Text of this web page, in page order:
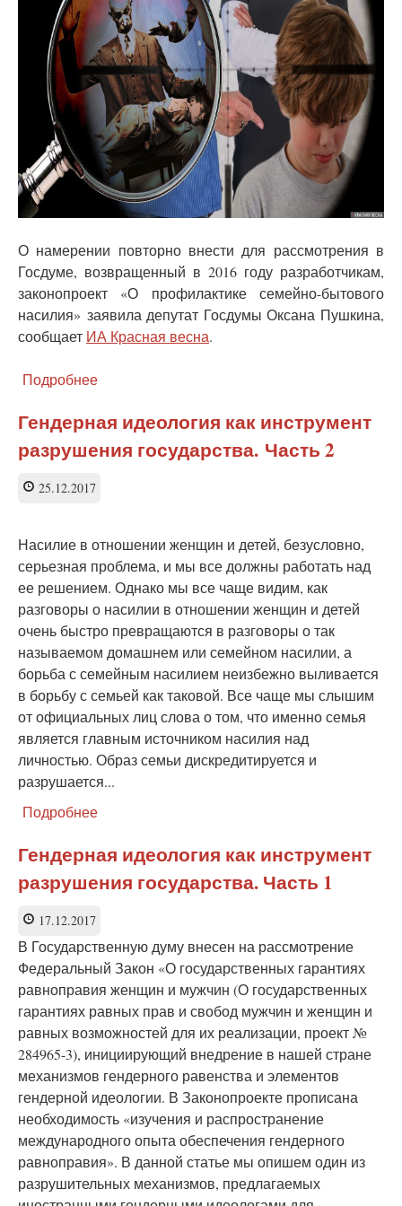
О намерении повторно внести для рассмотрения в
Госдуме, возвращенный в 2016 году разработчикам,
законопроект «О профилактике семейно-бытового
насилия» заявила депутат Госдумы Оксана Пушкина,
сообщает ИА Красная весна.
Подробнее
вновь
разогревают
тему
статистике
Гендерная идеология как инструмент
разрушения государства. Часть 2
25.12.2017
Насилие в отношении женщин и детей, безусловно,
серьезная проблема, и мы все должны работать над
ее решением. Однако мы все чаще видим, как
разговоры о насилии в отношении женщин и детей
очень быстро превращаются в разговоры о так
называемом домашнем или семейном насилии, а
борьба с семейным насилием неизбежно выливается
в борьбу с семьей как таковой. Все чаще мы слышим
от официальных лиц слова о том, что именно семья
является главным источником насилия над
личностью. Образ семьи дискредитируется и
разрушается...
Подробнее
идеология
как
инструмент
Гендерная идеология как инструмент
разрушения государства. Часть 1
17.12.2017
В Государственную думу внесен на рассмотрение
Федеральный Закон «О государственных гарантиях
равноправия женщин и мужчин (О государственных
гарантиях равных прав и свобод мужчин и женщин и
равных возможностей для их реализации, проект №
284965-3), инициирующий внедрение в нашей стране
механизмов гендерного равенства и элементов
гендерной идеологии. В Законопроекте прописана
необходимость «изучения и распространение
международного опыта обеспечения гендерного
равноправия». В данной статье мы опишем один из
разрушительных механизмов, предлагаемых